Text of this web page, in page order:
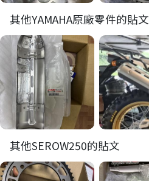
其他YAMAHA原廠零件的貼文
其他SEROW250的貼文